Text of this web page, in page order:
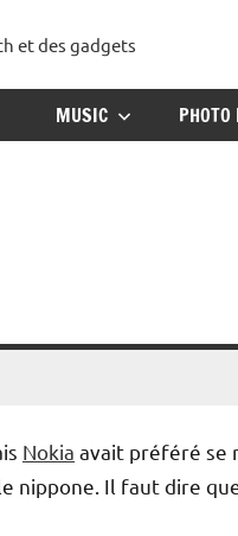
et des gadgets
MUSIC
Nokia avait préféré se
nippone. Il faut dire